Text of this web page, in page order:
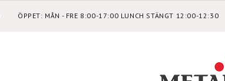
ÖPPET: MÅN - FRE 8:00-17:00 LUNCH STÄNGT 12:00-12:30